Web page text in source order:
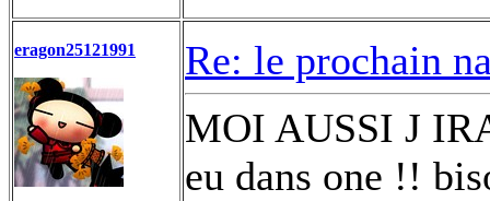
eragon25121991
Re: le prochain
MOI AUSSI J
eu dans one !!